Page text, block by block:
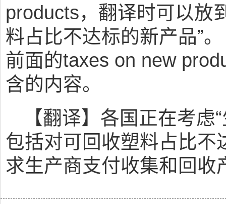
products，翻译时可以放
料占比不达标的新产品”
前面的taxes on new
含的内容。
【翻译】各国正在考
包括对可回收塑料占比不
求生产商支付收集和回收